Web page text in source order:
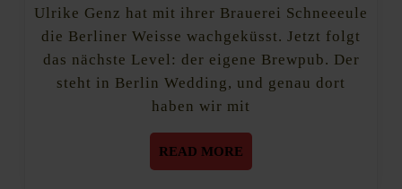
die
Berliner
Weisse
Ulrike Genz hat mit ihrer Brauerei Schneeeule
die Berliner Weisse wachgeküsst. Jetzt folgt
das nächste Level: der eigene Brewpub. Der
steht in Berlin Wedding, und genau dort
haben wir mit
READ MORE
MORE